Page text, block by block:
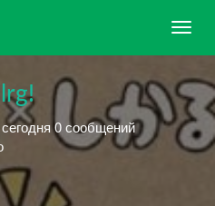
0 сообщений